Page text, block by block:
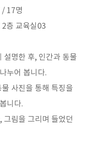
/ 17명
2층 교육실03
설명한 후, 인간과 동물
누어 봅니다.
사진을 통해 특징을
니다.
림을 그리며 들었던